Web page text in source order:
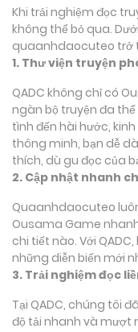
Khi trải nghiệm đọc
không thể bỏ qua.
quaanhdaocuteo trở
1. Thư viện truyện
QADC không chỉ có
ngàn bộ truyện đa thể
tình đến hài hước,
thông minh, bạn dễ
thích, dù gu đọc của
2. Cập nhật nhanh
Quaanhdaocuteo
Ousama Game
chi tiết nào. Với
những diễn biến mới
3. Trải nghiệm đọc
Tại QADC, chúng tôi
độ tải nhanh và mượt